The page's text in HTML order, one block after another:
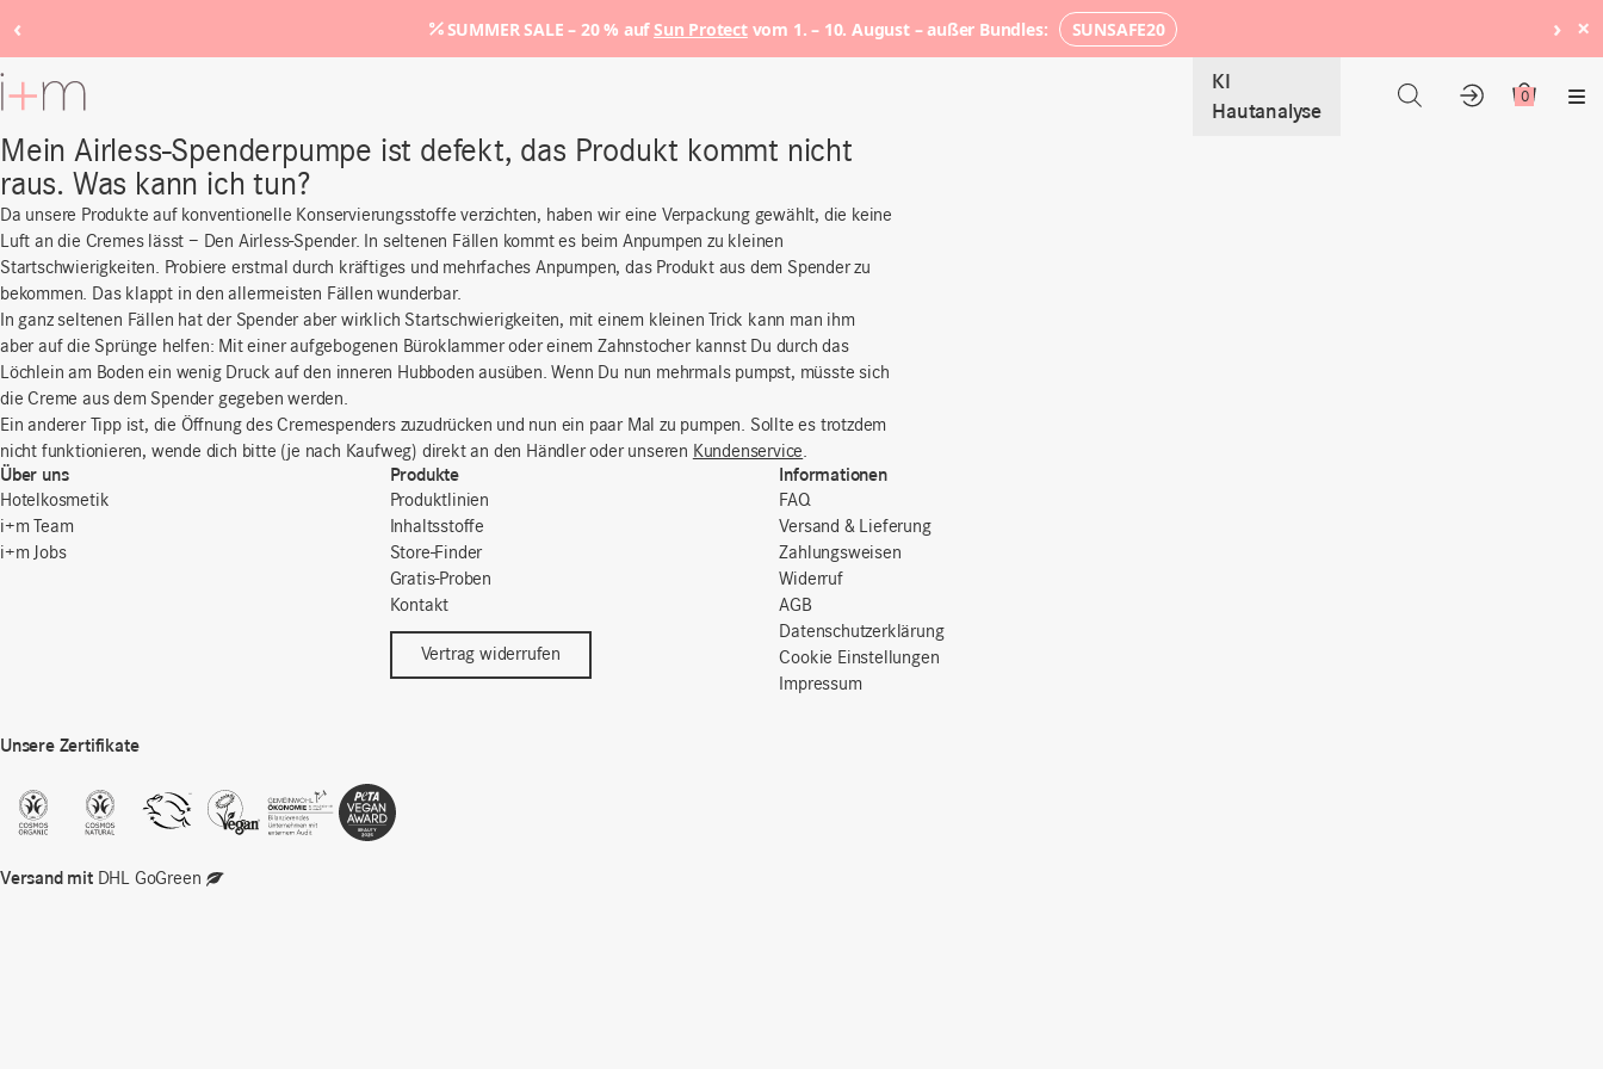
SUMMER SALE – 20 % aufSun Protectvom 1. – 10. August – außer Bundles: SUNSAFE20 ×
‹ ›
Zum
Hauptinhalt
KI
Hautanalyse
0
Mein Airless-Spenderpumpe ist defekt, das Produkt kommt nicht
raus. Was kann ich tun?
Da unsere Produkte auf konventionelle Konservierungsstoffe verzichten, haben wir eine Verpackung gewählt, die keine
Luft an die Cremes lässt – Den Airless-Spender. In seltenen Fällen kommt es beim Anpumpen zu kleinen
Startschwierigkeiten. Probiere erstmal durch kräftiges und mehrfaches Anpumpen, das Produkt aus dem Spender zu
bekommen. Das klappt in den allermeisten Fällen wunderbar.
In ganz seltenen Fällen hat der Spender aber wirklich Startschwierigkeiten, mit einem kleinen Trick kann man ihm
aber auf die Sprünge helfen: Mit einer aufgebogenen Büroklammer oder einem Zahnstocher kannst Du durch das
Löchlein am Boden ein wenig Druck auf den inneren Hubboden ausüben. Wenn Du nun mehrmals pumpst, müsste sich
die Creme aus dem Spender gegeben werden.
Ein anderer Tipp ist, die Öffnung des Cremespenders zuzudrücken und nun ein paar Mal zu pumpen. Sollte es trotzdem
nicht funktionieren, wende dich bitte (je nach Kaufweg) direkt an den Händler oder unseren Kundenservice.
Über uns
Hotelkosmetik
i+m Team
i+m Jobs
Produkte
Produktlinien
Inhaltsstoffe
Store-Finder
Gratis-Proben
Kontakt
Vertrag widerrufen
Informationen
FAQ
Versand & Lieferung
Zahlungsweisen
Widerruf
AGB
Datenschutzerklärung
Cookie Einstellungen
Impressum
Unsere Zertifikate
Versand mitDHL GoGreen